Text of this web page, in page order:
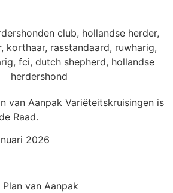
van Aanpak Variëteitskruisingen is
Raad.
2026
van Aanpak